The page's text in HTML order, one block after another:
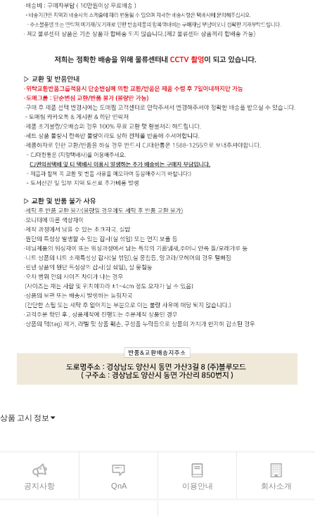
상품 고시 정보
공지사항 QnA 이용안내 회사소개